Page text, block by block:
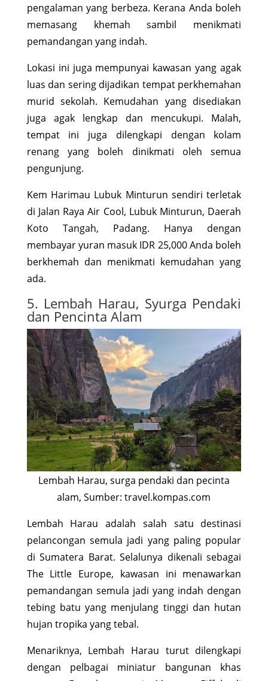
pengalaman yang berbeza. Kerana Anda boleh
memasang khemah sambil menikmati
pemandangan yang indah.
Lokasi ini juga mempunyai kawasan yang agak
luas dan sering dijadikan tempat perkhemahan
murid sekolah. Kemudahan yang disediakan
juga agak lengkap dan mencukupi. Malah,
tempat ini juga dilengkapi dengan kolam
renang yang boleh dinikmati oleh semua
pengunjung.
Kem Harimau Lubuk Minturun sendiri terletak
di Jalan Raya Air Cool, Lubuk Minturun, Daerah
Koto Tangah, Padang. Hanya dengan
membayar yuran masuk IDR 25,000 Anda boleh
berkhemah dan menikmati kemudahan yang
ada.
5. Lembah Harau, Syurga Pendaki
dan Pencinta Alam
Lembah Harau, surga pendaki dan pecinta
alam, Sumber: travel.kompas.com
Lembah Harau adalah salah satu destinasi
pelancongan semula jadi yang paling popular
di Sumatera Barat. Selalunya dikenali sebagai
The Little Europe, kawasan ini menawarkan
pemandangan semula jadi yang indah dengan
tebing batu yang menjulang tinggi dan hutan
hujan tropika yang tebal.
Menariknya, Lembah Harau turut dilengkapi
dengan pelbagai miniatur bangunan khas